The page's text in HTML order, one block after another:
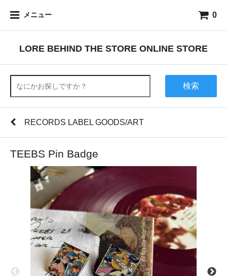
メニュー 0
LORE BEHIND THE STORE ONLINE STORE
検索
RECORDS LABEL GOODS/ART
TEEBS Pin Badge